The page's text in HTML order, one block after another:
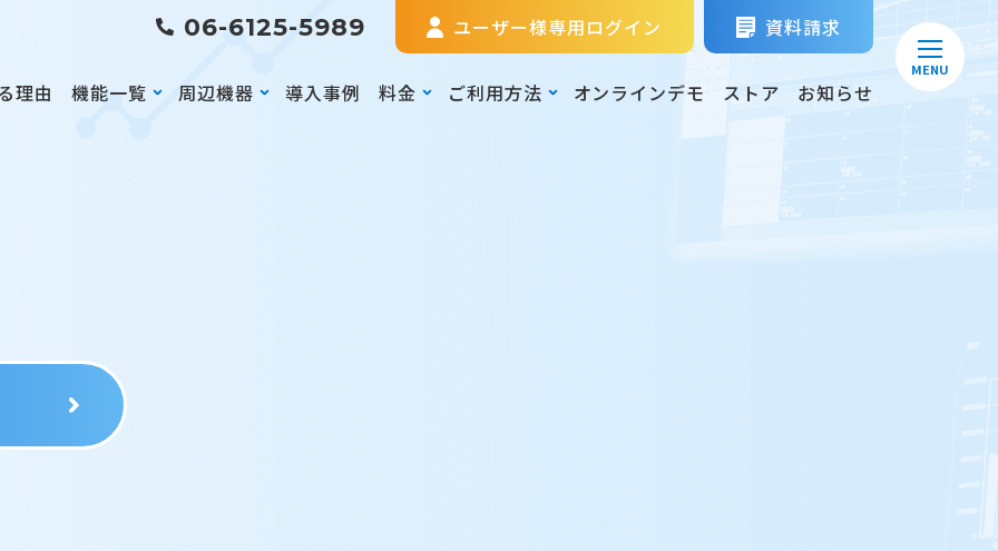
MENU
06-6125-5989 ユーザー様専用ログイン 資料請求
理由 機能一覧 周辺機器 導入事例 料金 ご利用方法 オンラインデモ ストア お知らせ